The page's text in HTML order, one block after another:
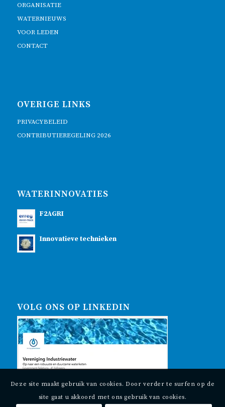
ORGANISATIE
WATERNIEUWS
VOOR LEDEN
CONTACT
OVERIGE LINKS
PRIVACYBELEID
CONTRIBUTIEREGELING 2026
WATERINNOVATIES
F2AGRI
Innovatieve technieken
VOLG ONS OP LINKEDIN
Deze site maakt gebruik van cookies. Door verder te surfen op de
site gaat u akkoord met ons gebruik van cookies.